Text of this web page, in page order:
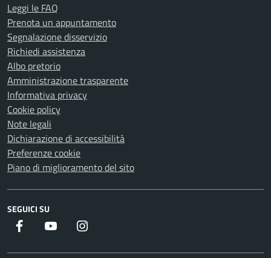
Leggi le FAQ
Prenota un appuntamento
Segnalazione disservizio
Richiedi assistenza
Albo pretorio
Amministrazione trasparente
Informativa privacy
Cookie policy
Note legali
Dichiarazione di accessibilità
Preferenze cookie
Piano di miglioramento del sito
SEGUICI SU
Facebook Youtube